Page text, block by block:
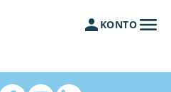
KONTO